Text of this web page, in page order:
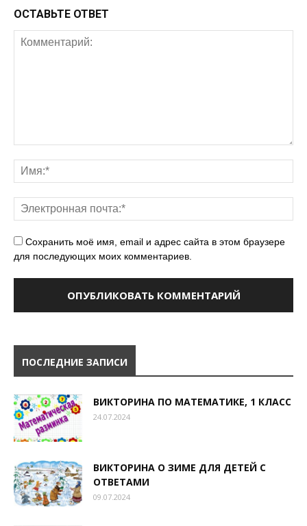
ОСТАВЬТЕ ОТВЕТ
Сохранить моё имя, email и адрес сайта в этом браузере
для последующих моих комментариев.
ПОСЛЕДНИЕ ЗАПИСИ
ВИКТОРИНА ПО МАТЕМАТИКЕ, 1 КЛАСС
24.07.2024
ВИКТОРИНА О ЗИМЕ ДЛЯ ДЕТЕЙ С
ОТВЕТАМИ
09.07.2024